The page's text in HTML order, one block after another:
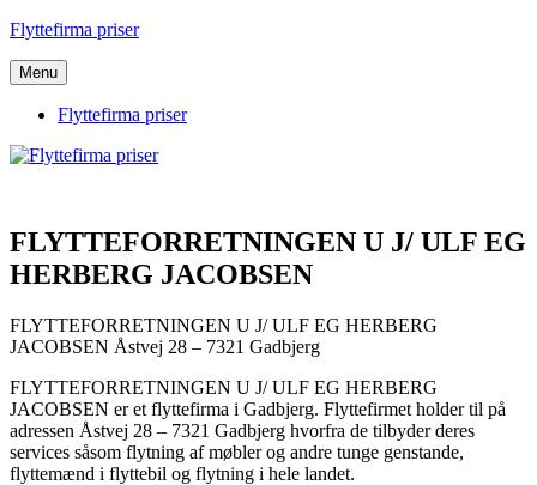
Videre
indhold
Flyttefirma priser
Menu
Flyttefirma priser
FLYTTEFORRETNINGEN U J/ ULF EG
HERBERG JACOBSEN
FLYTTEFORRETNINGEN U J/ ULF EG HERBERG
JACOBSEN Åstvej 28 – 7321 Gadbjerg
FLYTTEFORRETNINGEN U J/ ULF EG HERBERG
JACOBSEN er et flyttefirma i Gadbjerg. Flyttefirmet holder til på
adressen Åstvej 28 – 7321 Gadbjerg hvorfra de tilbyder deres
services såsom flytning af møbler og andre tunge genstande,
flyttemænd i flyttebil og flytning i hele landet.